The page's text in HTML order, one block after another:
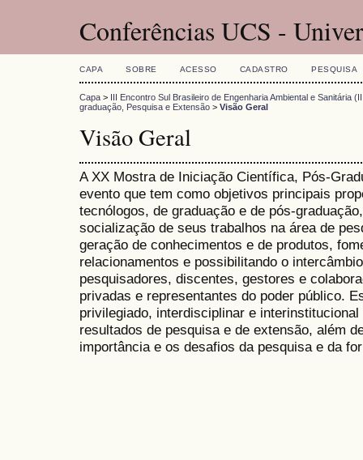
Conferências UCS -
CAPA SOBRE ACESSO CADASTRO PESQUISA
Capa > III Encontro Sul Brasileiro de Engenharia Ambiental e Sanitária
graduação, Pesquisa e Extensão > Visão Geral
Visão Geral
A XX Mostra de Iniciação Científica, Pós-
evento que tem como objetivos principais
tecnólogos, de graduação e de pós-
socialização de seus trabalhos na área de
geração de conhecimentos e de produtos,
relacionamentos e possibilitando o
pesquisadores, discentes, gestores e
privadas e representantes do poder público.
privilegiado, interdisciplinar e
resultados de pesquisa e de extensão, além
importância e os desafios da pesquisa e da